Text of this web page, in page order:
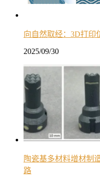
向自然取经：3D打印
2025/09/30
陶瓷基多材料增材制
路